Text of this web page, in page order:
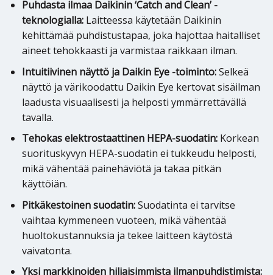
Puhdasta ilmaa Daikinin ‘Catch and Clean’ -
teknologialla:Laitteessa käytetään Daikinin
kehittämää puhdistustapaa, joka hajottaa haitalliset
aineet tehokkaasti ja varmistaa raikkaan ilman.
Intuitiivinen näyttö ja Daikin Eye -toiminto:Selkeä
näyttö ja värikoodattu Daikin Eye kertovat sisäilman
laadusta visuaalisesti ja helposti ymmärrettävällä
tavalla.
Tehokas elektrostaattinen HEPA-suodatin:Korkean
suorituskyvyn HEPA-suodatin ei tukkeudu helposti,
mikä vähentää painehäviötä ja takaa pitkän
käyttöiän.
Pitkäkestoinen suodatin:Suodatinta ei tarvitse
vaihtaa kymmeneen vuoteen, mikä vähentää
huoltokustannuksia ja tekee laitteen käytöstä
vaivatonta.
Yksi markkinoiden hiljaisimmista ilmanpuhdistimista: